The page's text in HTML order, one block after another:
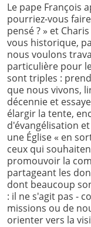
Le pape François
pourriez-vous
pensé ? » et
vous historique,
nous voulons
particulière pour
sont triples :
que nous vivons,
décennie et
élargir la tente,
d'évangélisation
une Église « en
ceux qui
promouvoir la
partageant les
dont beaucoup
: il ne s'agit pas -
missions ou de
orienter vers la